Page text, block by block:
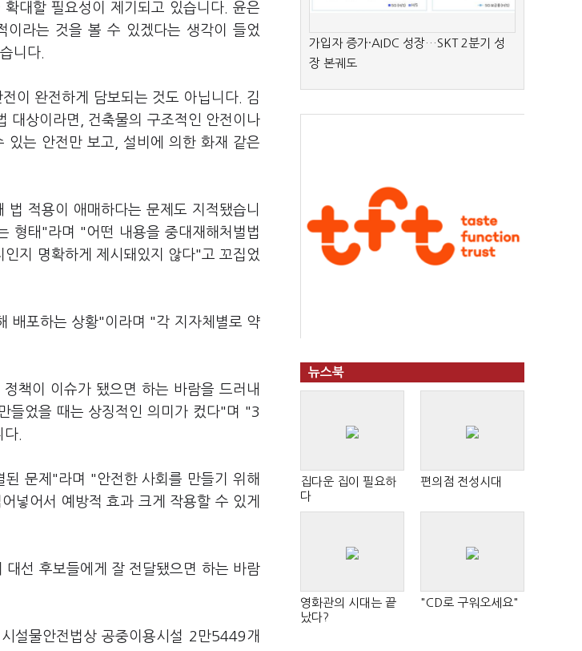
대할 필요성이 제기되고 있습니다. 윤은
이라는 것을 볼 수 있겠다는 생각이 들었
니다.
이 완전하게 담보되는 것도 아닙니다. 김
대상이라면, 건축물의 구조적인 안전이나
는 안전만 보고, 설비에 의한 화재 같은
적용이 애매하다는 문제도 지적됐습니
형태"라며 "어떤 내용을 중대재해처벌법
지 명확하게 제시돼있지 않다"고 꼬집었
배포하는 상황"이라며 "각 지자체별로 약
책이 이슈가 됐으면 하는 바람을 드러내
들었을 때는 상징적인 의미가 컸다"며 "3
.
문제"라며 "안전한 사회를 만들기 위해
넣어서 예방적 효과 크게 작용할 수 있게
선 후보들에게 잘 전달됐으면 하는 바람
설물안전법상 공중이용시설 2만5449개
가입자 증가·AIDC 성장…SKT 2분기 성
장 본궤도
뉴스북
집다운 집이 필요하
다
편의점 전성시대
영화관의 시대는 끝
났다?
"CD로 구워오세요"